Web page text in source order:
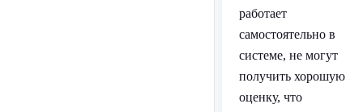
работает
самостоятельно в
системе, не могут
получить хорошую
оценку, что